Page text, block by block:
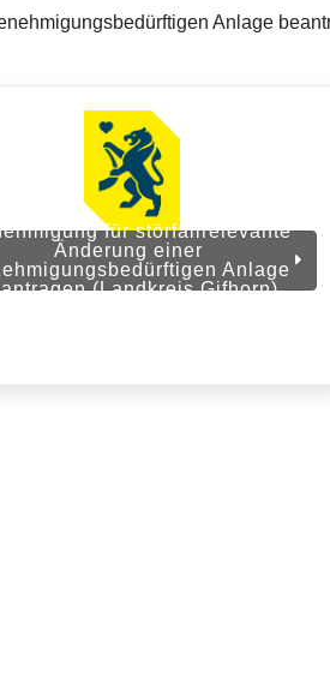
Anlage
für störfallrelevante
Änderung einer
Anlage
(Landkreis Gifhorn)